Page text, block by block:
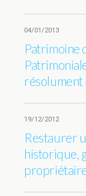
04/01/2013
Patrimoine
résolument
19/12/2012
Restaurer
historique,